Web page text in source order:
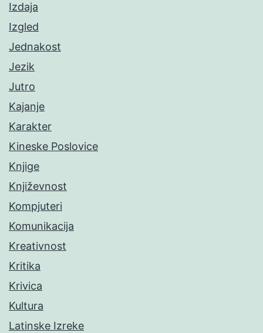
Izdaja
Izgled
Jednakost
Jezik
Jutro
Kajanje
Karakter
Kineske Poslovice
Knjige
Književnost
Kompjuteri
Komunikacija
Kreativnost
Kritika
Krivica
Kultura
Latinske Izreke